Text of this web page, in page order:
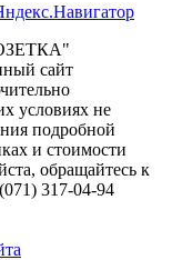
сайт
условиях не
подробной
и стоимости
обращайтесь к
317-04-94